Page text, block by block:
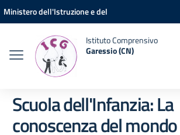
Vai ai contenuti
Vai al menu di navigazione
Vai al footer
Ministero dell'Istruzione e del
Istituto Comprensivo
Garessio (CN)
Scuola dell'Infanzia: La
conoscenza del mondo